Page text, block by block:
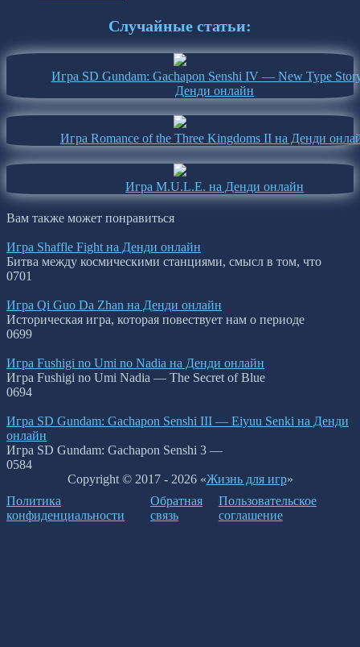
Случайные статьи:
Игра SD Gundam: Gachapon Senshi IV — New Type
Денди онлайн
Игра Romance of the Three Kingdoms II на Денди
Игра M.U.L.E. на Денди онлайн
Вам также может понравиться
Игра Shaffle Fight на Денди онлайн
Битва между космическими станциями, смысл в том, что
0701
Игра Qi Guo Da Zhan на Денди онлайн
Историческая игра, которая повествует нам о периоде
0699
Игра Fushigi no Umi no Nadia на Денди онлайн
Игра Fushigi no Umi Nadia — The Secret of Blue
0694
Игра SD Gundam: Gachapon Senshi III — Eiyuu Senki на Денди
онлайн
Игра SD Gundam: Gachapon Senshi 3 —
0584
Copyright © 2017 - 2026 «Жизнь для игр»
Политика
конфиденциальности
Обратная
связь
Пользовательское
соглашение